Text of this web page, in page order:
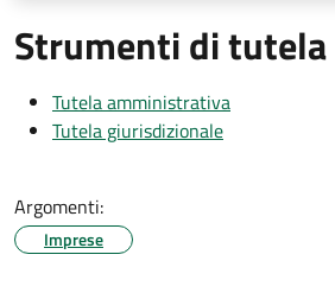
Strumenti di tutela
Tutela amministrativa
Tutela giurisdizionale
Argomenti:
Imprese